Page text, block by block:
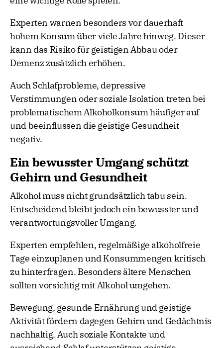
Experten warnen besonders vor dauerhaft
hohem Konsum über viele Jahre hinweg. Dieser
kann das Risiko für geistigen Abbau oder
Demenz zusätzlich erhöhen.
Auch Schlafprobleme, depressive
Verstimmungen oder soziale Isolation treten bei
problematischem Alkoholkonsum häufiger auf
und beeinflussen die geistige Gesundheit
negativ.
Ein bewusster Umgang schützt
Gehirn und Gesundheit
Alkohol muss nicht grundsätzlich tabu sein.
Entscheidend bleibt jedoch ein bewusster und
verantwortungsvoller Umgang.
Experten empfehlen, regelmäßige alkoholfreie
Tage einzuplanen und Konsummengen kritisch
zu hinterfragen. Besonders ältere Menschen
sollten vorsichtig mit Alkohol umgehen.
Bewegung, gesunde Ernährung und geistige
Aktivität fördern dagegen Gehirn und Gedächtnis
nachhaltig. Auch soziale Kontakte und